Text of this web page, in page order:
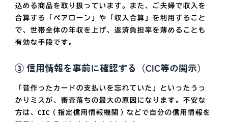
込める商品を取り扱っています。また、ご夫婦で収入を
合算する「ペアローン」や「収入合算」を利用すること
で、世帯全体の年収を上げ、返済負担率を薄めることも
有効な手段です。
③ 信用情報を事前に確認する（CIC等の開示）
「昔作ったカードの支払いを忘れていた」といったうっ
かりミスが、審査落ちの最大の原因になります。不安な
方は、CIC（指定信用情報機関）などで自分の信用情報を